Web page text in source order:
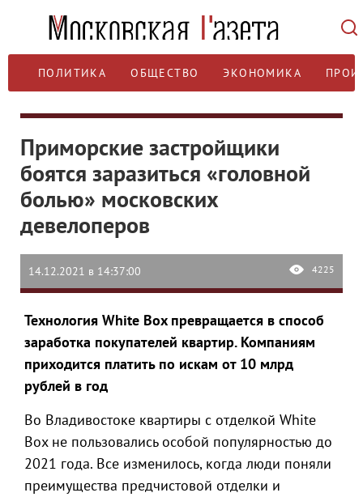
ПОЛИТИКА ОБЩЕСТВО ЭКОНОМИКА
Приморские застройщики
боятся заразиться «головной
болью» московских
девелоперов
14.12.2021 в 14:37:00 4225
Технология White Box превращается в способ
заработка покупателей квартир. Компаниям
приходится платить по искам от 10 млрд
рублей в год
Во Владивостоке квартиры с отделкой White
Box не пользовались особой популярностью до
2021 года. Все изменилось, когда люди поняли
преимущества предчистовой отделки и